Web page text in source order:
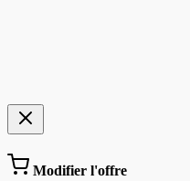
Modifier l'offre